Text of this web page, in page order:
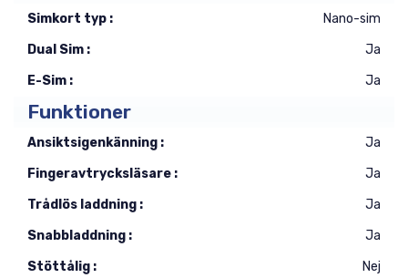
Simkort typ :
Nano-sim
Dual Sim :
Ja
E-Sim :
Ja
Funktioner
Ansiktsigenkänning :
Ja
Fingeravtrycksläsare :
Ja
Trådlös laddning :
Ja
Snabbladdning :
Ja
Stöttålig :
Nej